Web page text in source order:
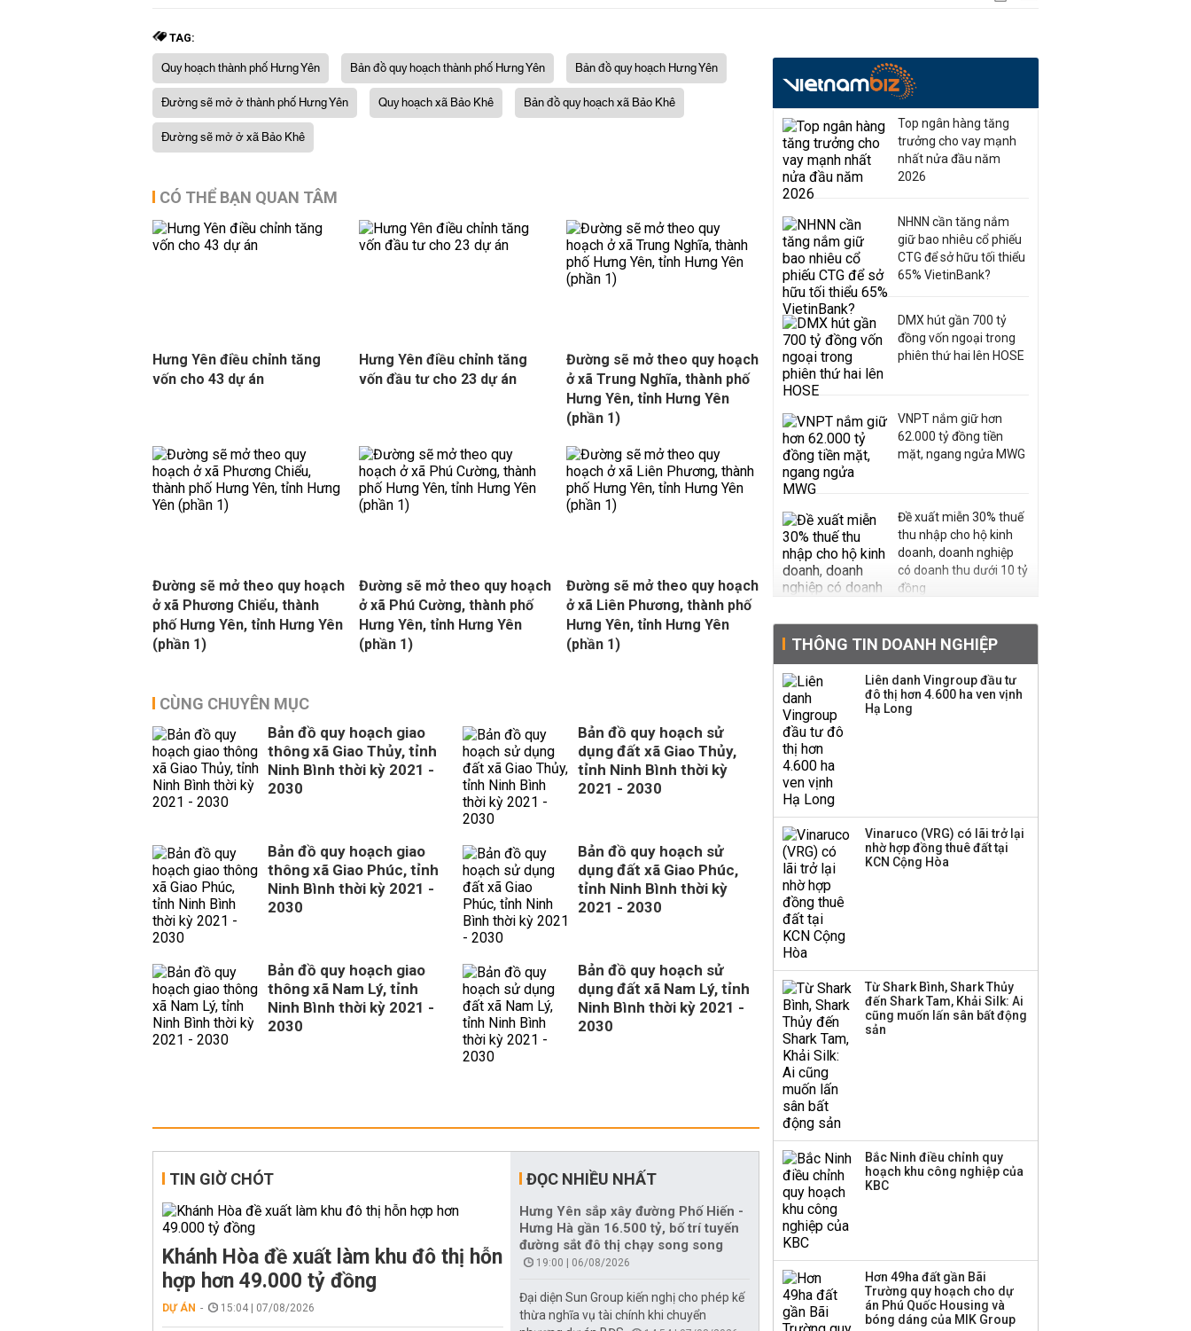
TAG:
Quy hoạch thành phố Hưng Yên Bản đồ quy hoạch thành phố Hưng Yên
Bản đồ quy hoạch Hưng Yên
Đường sẽ mở ở thành phố Hưng Yên
Quy hoạch xã Bảo Khê
Bản đồ quy hoạch xã Bảo Khê
Đường sẽ mở ở xã Bảo Khê
CÓ THỂ BẠN QUAN TÂM
Hưng Yên điều chỉnh tăng
vốn cho 43 dự án
Hưng Yên điều chỉnh tăng
vốn đầu tư cho 23 dự án
Đường sẽ mở theo quy hoạch
ở xã Trung Nghĩa, thành phố
Hưng Yên, tỉnh Hưng Yên
(phần 1)
Đường sẽ mở theo quy hoạch
ở xã Phương Chiểu, thành
phố Hưng Yên, tỉnh Hưng Yên
(phần 1)
Đường sẽ mở theo quy hoạch
ở xã Phú Cường, thành phố
Hưng Yên, tỉnh Hưng Yên
(phần 1)
Đường sẽ mở theo quy hoạch
ở xã Liên Phương, thành phố
Hưng Yên, tỉnh Hưng Yên
(phần 1)
CÙNG CHUYÊN MỤC
Bản đồ quy hoạch giao
thông xã Giao Thủy, tỉnh
Ninh Bình thời kỳ 2021 -
2030
Bản đồ quy hoạch sử
dụng đất xã Giao Thủy,
tỉnh Ninh Bình thời kỳ
2021 - 2030
Bản đồ quy hoạch giao
thông xã Giao Phúc, tỉnh
Ninh Bình thời kỳ 2021 -
2030
Bản đồ quy hoạch sử
dụng đất xã Giao Phúc,
tỉnh Ninh Bình thời kỳ
2021 - 2030
Bản đồ quy hoạch giao
thông xã Nam Lý, tỉnh
Ninh Bình thời kỳ 2021 -
2030
Bản đồ quy hoạch sử
dụng đất xã Nam Lý, tỉnh
Ninh Bình thời kỳ 2021 -
2030
TIN GIỜ CHÓT
Khánh Hòa đề xuất làm khu đô thị hỗn
hợp hơn 49.000 tỷ đồng
DỰ ÁN 15:04 | 07/08/2026
ĐỌC NHIỀU NHẤT
Hưng Yên sắp xây đường Phố Hiến -
Hưng Hà gần 16.500 tỷ, bố trí tuyến
đường sắt đô thị chạy song song
19:00 | 06/08/2026
Đại diện Sun Group kiến nghị cho phép kế
thừa nghĩa vụ tài chính khi chuyển
Top ngân hàng tăng
trưởng cho vay mạnh
nhất nửa đầu năm
2026
NHNN cần tăng nắm
giữ bao nhiêu cổ phiếu
CTG để sở hữu tối thiểu
65% VietinBank?
DMX hút gần 700 tỷ
đồng vốn ngoại trong
phiên thứ hai lên HOSE
VNPT nắm giữ hơn
62.000 tỷ đồng tiền
mặt, ngang ngửa MWG
Đề xuất miễn 30% thuế
thu nhập cho hộ kinh
doanh, doanh nghiệp
có doanh thu dưới 10 tỷ
đồng
gần 500 triệu cổ phiếu,
tăng vốn lên gần
77.800 tỷ
phiếu, người làm chủ
tịch ở tuổi 27
Việt Nam muốn phát
triển quỹ hưu trí: Từ tiết
kiệm gia đình thành
THÔNG TIN DOANH NGHIỆP
Liên danh Vingroup đầu tư
đô thị hơn 4.600 ha ven vịnh
Hạ Long
Vinaruco (VRG) có lãi trở lại
nhờ hợp đồng thuê đất tại
KCN Cộng Hòa
Từ Shark Bình, Shark Thủy
đến Shark Tam, Khải Silk: Ai
cũng muốn lấn sân bất động
sản
Bắc Ninh điều chỉnh quy
hoạch khu công nghiệp của
KBC
Hơn 49ha đất gần Bãi
Trường quy hoạch cho dự
án Phú Quốc Housing và
bóng dáng của MIK Group